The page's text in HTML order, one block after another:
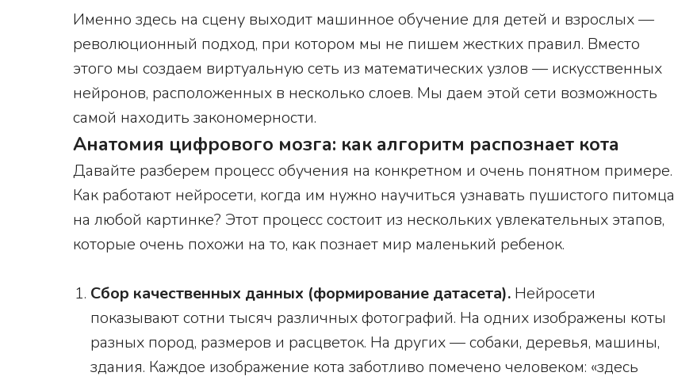
Именно здесь на сцену выходит машинное обучение для детей и взрослых —
революционный подход, при котором мы не пишем жестких правил. Вместо
этого мы создаем виртуальную сеть из математических узлов — искусственных
нейронов, расположенных в несколько слоев. Мы даем этой сети возможность
самой находить закономерности.
Анатомия цифрового мозга: как алгоритм распознает кота
Давайте разберем процесс обучения на конкретном и очень понятном примере.
Как работают нейросети, когда им нужно научиться узнавать пушистого питомца
на любой картинке? Этот процесс состоит из нескольких увлекательных этапов,
которые очень похожи на то, как познает мир маленький ребенок.
Сбор качественных данных (формирование датасета). Нейросети
показывают сотни тысяч различных фотографий. На одних изображены коты
разных пород, размеров и расцветок. На других — собаки, деревья, машины,
здания. Каждое изображение кота заботливо помечено человеком: «здесь